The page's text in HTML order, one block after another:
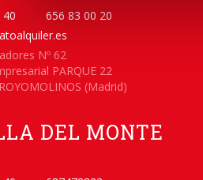
656 83 00 20
Nº 62
PARQUE 22
(Madrid)
DEL MONTE